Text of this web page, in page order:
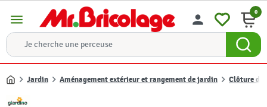
menu person 0
Accueil
Jardin Aménagement extérieur et rangement de jardin Clôture de